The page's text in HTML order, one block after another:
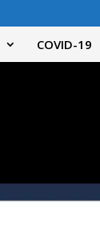
COVID-19